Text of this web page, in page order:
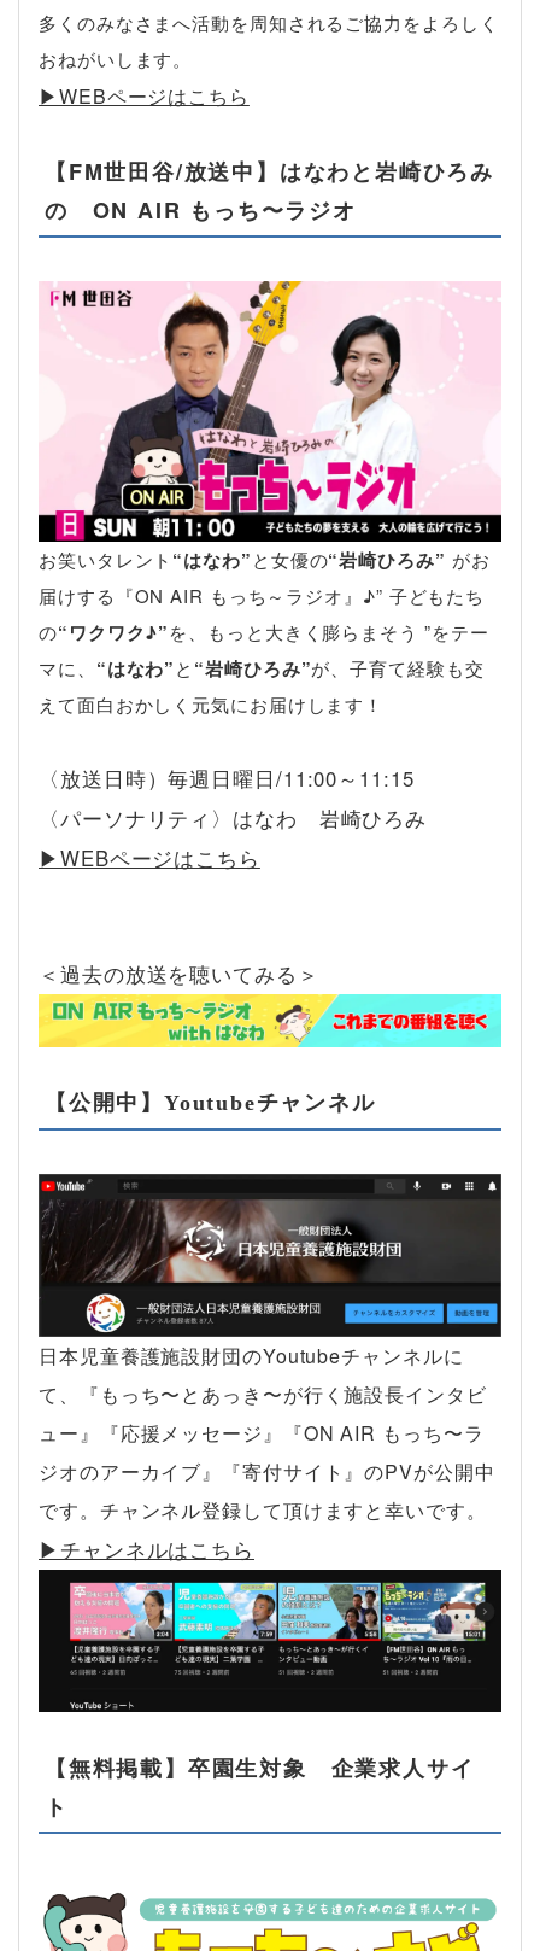
多くのみなさまへ活動を周知されるご協力をよろしく
おねがいします。
▶︎WEBページはこちら
【FM世田谷/放送中】はなわと岩崎ひろみ
の ON AIR もっち〜ラジオ
お笑いタレント “はなわ”と女優の“岩崎ひろみ” がお
届けする『ON AIR もっち～ラジオ』♪” 子どもたち
の“ワクワク♪”を、もっと大きく膨らまそう ”をテー
マに、 “はなわ”と “岩崎ひろみ”が、子育て経験も交
えて面白おかしく元気にお届けします！
〈放送日時）毎週日曜日/11:00～11:15
〈パーソナリティ〉はなわ 岩崎ひろみ
▶︎WEBページはこちら
＜過去の放送を聴いてみる＞
【公開中】Youtubeチャンネル
日本児童養護施設財団のYoutubeチャンネルに
て、『もっち〜とあっき〜が行く施設長インタビ
ュー』『応援メッセージ』『ON AIR もっち〜ラ
ジオのアーカイブ』『寄付サイト』のPVが公開中
です。チャンネル登録して頂けますと幸いです。
▶︎チャンネルはこちら
【無料掲載】卒園生対象 企業求人サイ
ト